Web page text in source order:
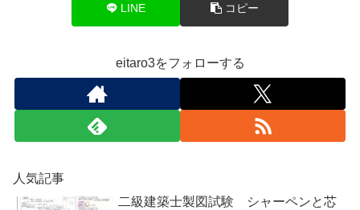
LINE コピー
eitaro3をフォローする
人気記事
二級建築士製図試験 シャーペンと芯